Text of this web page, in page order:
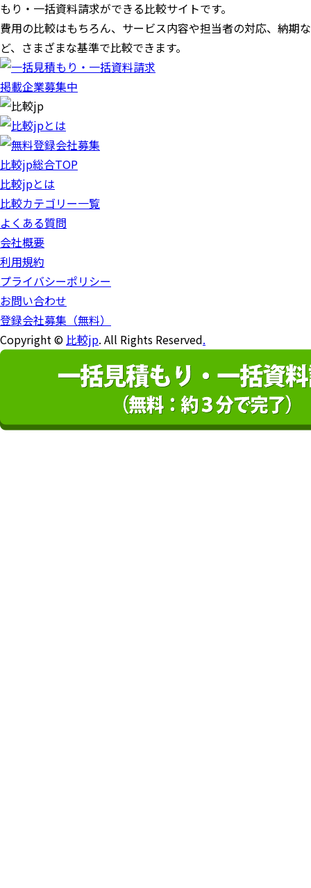
もり・一括資料請求ができる比較サイトです。
費用の比較はもちろん、サービス内容や担当者の対応、納期な
ど、さまざまな基準で比較できます。
掲載企業募集中
比較jp総合TOP
比較jpとは
比較カテゴリー一覧
よくある質問
会社概要
利用規約
プライバシーポリシー
お問い合わせ
登録会社募集（無料）
Copyright ©比較jp. All Rights Reserved.